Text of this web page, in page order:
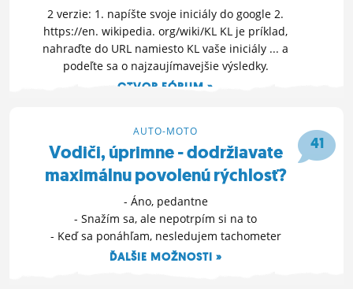
2 verzie: 1. napíšte svoje iniciály do google 2.
https://en. wikipedia. org/wiki/KL KL je príklad,
nahraďte do URL namiesto KL vaše iniciály ... a
podeľte sa o najzaujímavejšie výsledky.
OTVOR FÓRUM »
41
AUTO-MOTO
Vodiči, úprimne - dodržiavate
maximálnu povolenú rýchlosť?
- Áno, pedantne
- Snažím sa, ale nepotrpím si na to
- Keď sa ponáhľam, nesledujem tachometer
ĎALŠIE MOŽNOSTI »